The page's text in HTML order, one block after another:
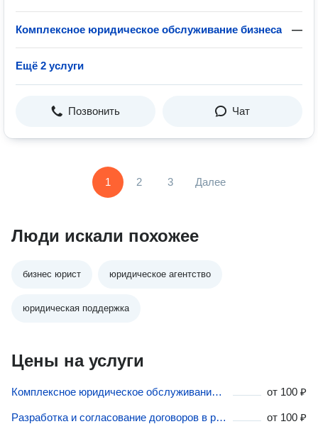
Комплексное юридическое обслуживание бизнеса —
Ещё 2 услуги
Позвонить Чат
1 2 3 Далее
Люди искали похожее
бизнес юрист юридическое агентство
юридическая поддержка
Цены на услуги
Комплексное юридическое обслуживание бизнеса в Липецкой области от 100 ₽
Разработка и согласование договоров в рамках абонентского обслуживания и сопровождения бизнеса в Липецкой области от 100 ₽